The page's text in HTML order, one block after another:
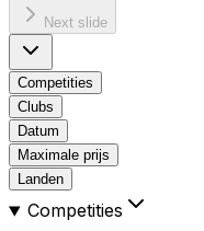
Next slide
Competities
Clubs
Datum
Maximale prijs
Landen
Competities